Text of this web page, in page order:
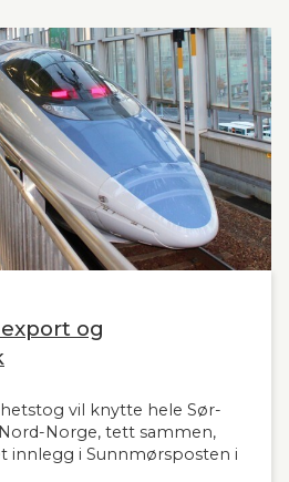
innleder lederne og
Vestlandsbanen
Aftenblad 26.11.2024.
og
vil knytte hele Sør-
Norge, tett sammen,
innlegg i Sunnmørsposten i